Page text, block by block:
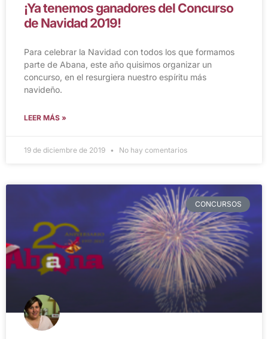
¡Ya tenemos ganadores del Concurso
de Navidad 2019!
Para celebrar la Navidad con todos los que formamos
parte de Abana, este año quisimos organizar un
concurso, en el resurgiera nuestro espíritu más
navideño.
LEER MÁS »
19 de diciembre de 2019 No hay comentarios
CONCURSOS